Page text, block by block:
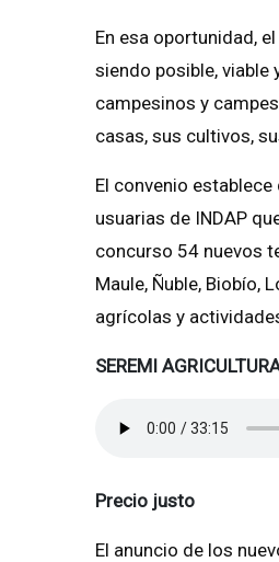
En esa oportunidad,
siendo posible, viable
campesinos y
casas, sus cultivos,
El convenio
usuarias de INDAP
concurso 54 nuevos
Maule, Ñuble, Biobío,
agrícolas y
SEREMI
Precio justo
El anuncio de los